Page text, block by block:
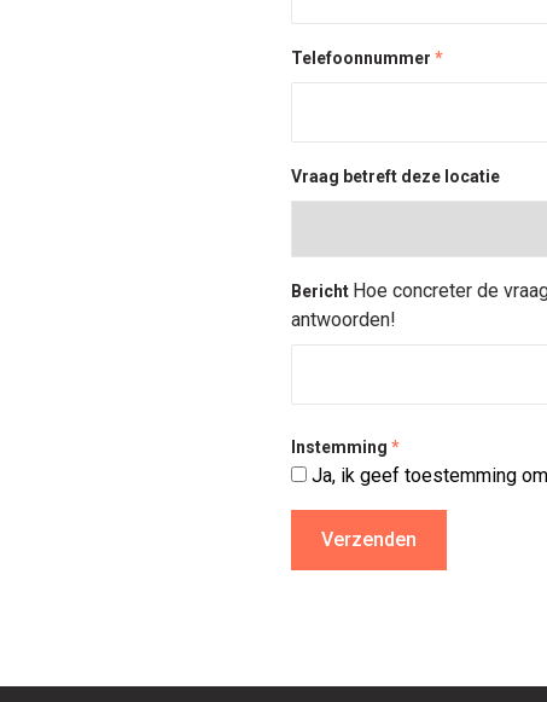
Telefoonnummer *
Vraag betreft deze locatie
Bericht Hoe concreter de
antwoorden!
Instemming *
Ja, ik geef toestemming